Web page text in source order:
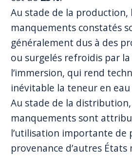
Au stade de la production,
manquements constatés
généralement dus à des
ou surgelés refroidis par
l’immersion, qui rend
inévitable la teneur en
Au stade de la distribution,
manquements sont
l’utilisation importante de
provenance d’autres États